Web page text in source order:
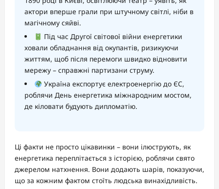
актори вперше грали при штучному світлі, ніби в
магічному сяйві.
Під час Другої світової війни енергетики
ховали обладнання від окупантів, ризикуючи
життям, щоб після перемоги швидко відновити
мережу – справжні партизани струму.
Україна експортує електроенергію до ЄС,
роблячи День енергетика міжнародним мостом,
де кіловати будують дипломатію.
Ці факти не просто цікавинки – вони ілюструють, як
енергетика переплітається з історією, роблячи свято
джерелом натхнення. Вони додають шарів, показуючи,
що за кожним фактом стоїть людська винахідливість.